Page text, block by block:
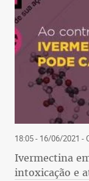
18:05 - 16/06/2021 -
Ivermectina
intoxicação e